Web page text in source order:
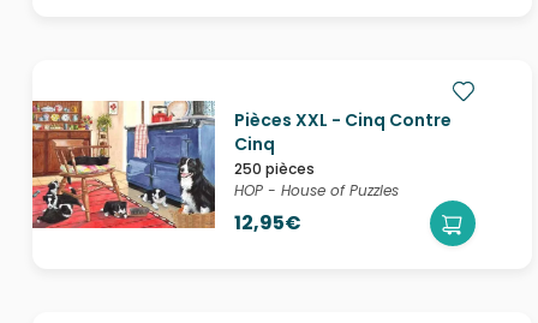
Pièces XXL - Cinq Contre
Cinq
250 pièces
HOP - House of Puzzles
12,95€